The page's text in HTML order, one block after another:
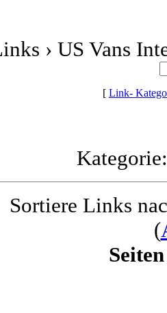
› US Vans
[ Link-
Sortiere Links
(